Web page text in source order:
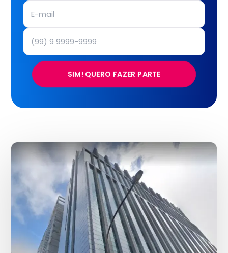
SIM! QUERO FAZER PARTE